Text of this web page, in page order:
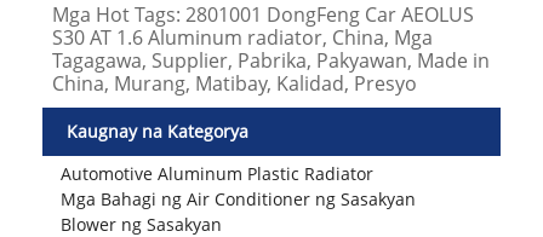
Mga Hot Tags: 2801001 DongFeng Car AEOLUS
S30 AT 1.6 Aluminum radiator, China, Mga
Tagagawa, Supplier, Pabrika, Pakyawan, Made in
China, Murang, Matibay, Kalidad, Presyo
Kaugnay na Kategorya
Automotive Aluminum Plastic Radiator
Mga Bahagi ng Air Conditioner ng Sasakyan
Blower ng Sasakyan